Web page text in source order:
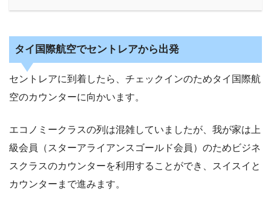
タイ国際航空でセントレアから出発
セントレアに到着したら、チェックインのためタイ国際航
空のカウンターに向かいます。
エコノミークラスの列は混雑していましたが、我が家は上
級会員（スターアライアンスゴールド会員）のためビジネ
スクラスのカウンターを利用することができ、スイスイと
カウンターまで進みます。